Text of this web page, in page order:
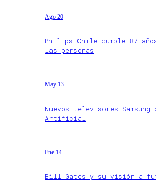
Ago 20
Philips Chile cumple 87
las personas
May 13
Nuevos televisores
Artificial
Ene 14
Bill Gates y su visión a